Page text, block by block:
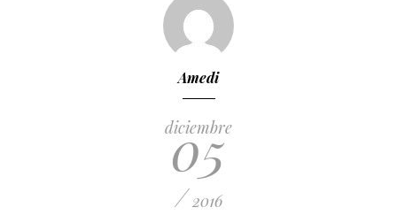
Amedi
diciembre
05
/ 2016